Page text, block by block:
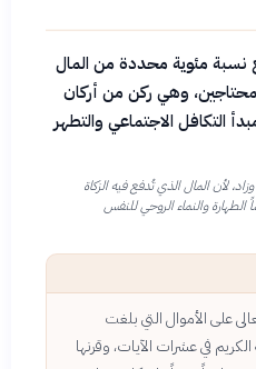
مئوية محددة من المال
وهي ركن من أركان
التكافل الاجتماعي والتطهر
لأن المال الذي تُدفع فيه الزكاة
الطهارة والنماء الروحي للنفس
على الأموال التي بلغت
في عشرات الآيات، وقرنها